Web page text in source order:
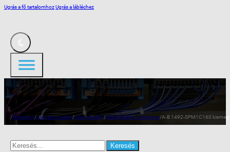
Ugrás a fő tartalomhozUgrás a lábléchez
/Webshop/Ipari automatika/Allen-Bradley/Allen-Bradley sorkapocs/A-B 1492-SPM1C160
Search
for: